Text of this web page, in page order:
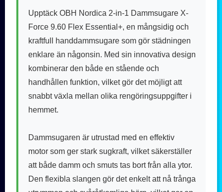
Upptäck OBH Nordica 2-in-1 Dammsugare X-
Force 9.60 Flex Essential+, en mångsidig och
kraftfull handdammsugare som gör städningen
enklare än någonsin. Med sin innovativa design
kombinerar den både en stående och
handhållen funktion, vilket gör det möjligt att
snabbt växla mellan olika rengöringsuppgifter i
hemmet.
Dammsugaren är utrustad med en effektiv
motor som ger stark sugkraft, vilket säkerställer
att både damm och smuts tas bort från alla ytor.
Den flexibla slangen gör det enkelt att nå trånga